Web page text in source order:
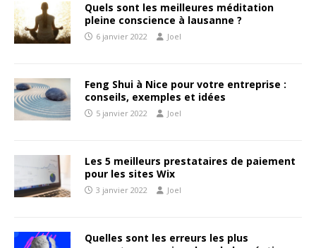
Quels sont les meilleures méditation
pleine conscience à lausanne ?
6 janvier 2022 Joel
Feng Shui à Nice pour votre entreprise :
conseils, exemples et idées
5 janvier 2022 Joel
Les 5 meilleurs prestataires de paiement
pour les sites Wix
3 janvier 2022 Joel
Quelles sont les erreurs les plus